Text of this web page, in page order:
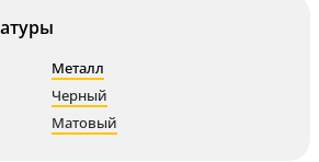
Металл
Черный
Матовый